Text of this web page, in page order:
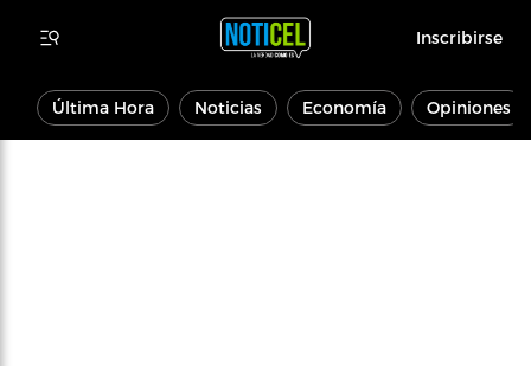
Inscribirse
Última Hora Noticias Economía Opiniones